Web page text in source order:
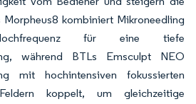
kombiniert Mikroneedling
für eine tiefe
während BTLs Emsculpt NEO
mit hochintensiven fokussierten
koppelt, um gleichzeitige